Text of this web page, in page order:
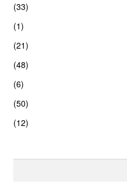
(33)
(1)
(21)
(48)
(6)
(50)
(12)